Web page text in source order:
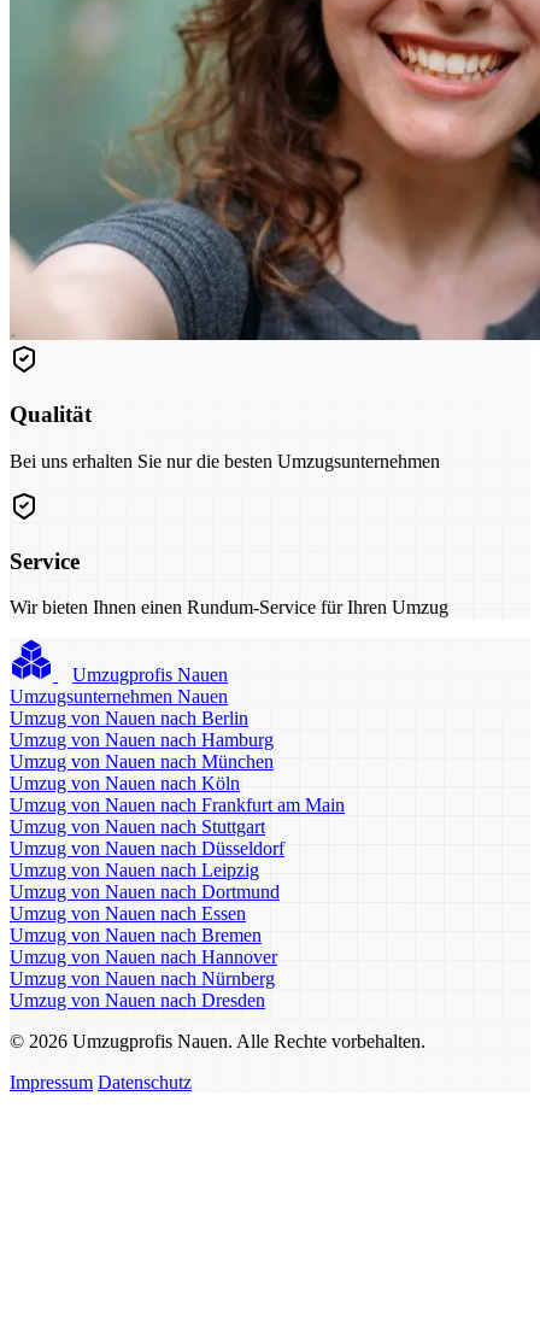
Qualität
Bei uns erhalten Sie nur die besten Umzugsunternehmen
Service
Wir bieten Ihnen einen Rundum-Service für Ihren Umzug
Umzugprofis Nauen
Umzugsunternehmen Nauen
Umzug von Nauen nach Berlin
Umzug von Nauen nach Hamburg
Umzug von Nauen nach München
Umzug von Nauen nach Köln
Umzug von Nauen nach Frankfurt am Main
Umzug von Nauen nach Stuttgart
Umzug von Nauen nach Düsseldorf
Umzug von Nauen nach Leipzig
Umzug von Nauen nach Dortmund
Umzug von Nauen nach Essen
Umzug von Nauen nach Bremen
Umzug von Nauen nach Hannover
Umzug von Nauen nach Nürnberg
Umzug von Nauen nach Dresden
© 2026 Umzugprofis Nauen. Alle Rechte vorbehalten.
Impressum Datenschutz